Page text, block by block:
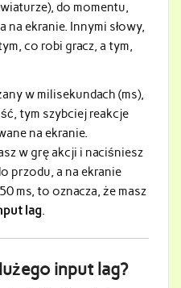
do momentu,
ekranie. Innymi słowy,
co robi gracz, a tym,
w milisekundach (ms),
tym szybciej reakcje
na ekranie.
w grę akcji i naciśniesz
przodu, a na ekranie
ms, to oznacza, że masz
lag.
input lag?